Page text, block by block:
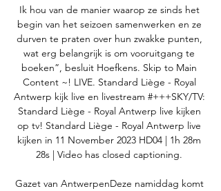
Ik hou van de manier waarop ze sinds het
begin van het seizoen samenwerken en ze
durven te praten over hun zwakke punten,
wat erg belangrijk is om vooruitgang te
boeken”, besluit Hoefkens. Skip to Main
Content ~! LIVE. Standard Liège - Royal
Antwerp kijk live en livestream #+++SKY/TV:
Standard Liège - Royal Antwerp live kijken
op tv! Standard Liège - Royal Antwerp live
kijken in 11 November 2023 HD04 | 1h 28m
28s | Video has closed captioning.
Gazet van AntwerpenDeze namiddag komt